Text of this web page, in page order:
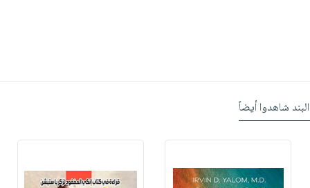
شاهدوا أيضاً